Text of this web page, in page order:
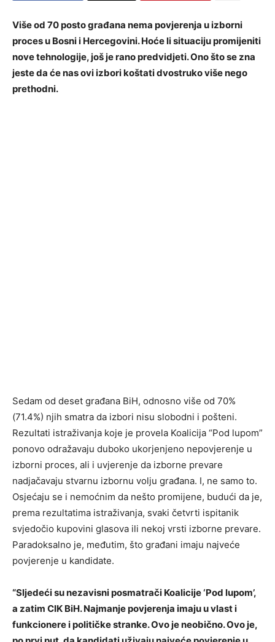
Više od 70 posto građana nema povjerenja u izborni
proces u Bosni i Hercegovini. Hoće li situaciju promijeniti
nove tehnologije, još je rano predvidjeti. Ono što se zna
jeste da će nas ovi izbori koštati dvostruko više nego
prethodni.
Sedam od deset građana BiH, odnosno više od 70%
(71.4%) njih smatra da izbori nisu slobodni i pošteni.
Rezultati istraživanja koje je provela Koalicija “Pod lupom”
ponovo odražavaju duboko ukorjenjeno nepovjerenje u
izborni proces, ali i uvjerenje da izborne prevare
nadjačavaju stvarnu izbornu volju građana. I, ne samo to.
Osjećaju se i nemoćnim da nešto promijene, budući da je,
prema rezultatima istraživanja, svaki četvrti ispitanik
svjedočio kupovini glasova ili nekoj vrsti izborne prevare.
Paradoksalno je, međutim, što građani imaju najveće
povjerenje u kandidate.
“Sljedeći su nezavisni posmatrači Koalicije ‘Pod lupom’,
a zatim CIK BiH. Najmanje povjerenja imaju u vlast i
funkcionere i političke stranke. Ovo je neobično. Ovo je,